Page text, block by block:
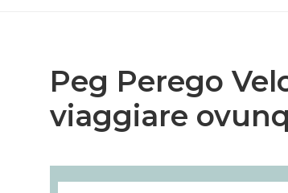
Peg Perego
viaggiare